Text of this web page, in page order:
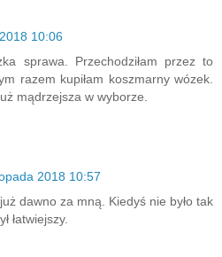
10:06
sprawa. Przechodziłam przez to
razem kupiłam koszmarny wózek.
mądrzejsza w wyborze.
2018 10:57
dawno za mną. Kiedyś nie było tak
łatwiejszy.